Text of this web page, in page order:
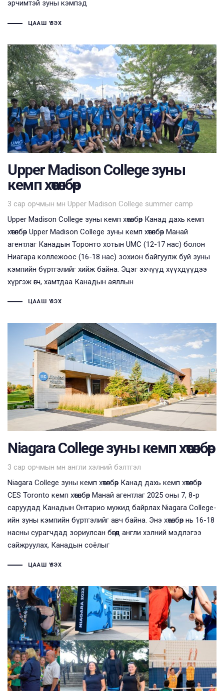
эрчимтэй зуны кэмпэд
ЦААШ ҮЗЭХ
Upper Madison College зуны
кемп хөтөлбөр
3 сар орчмын өмнө
Tags
Upper Madison College summer camp
Upper Madison College зуны кемп хөтөлбөр Канад дахь кемп
хөтөлбөр Upper Madison College зуны кемп хөтөлбөр Манай
агентлаг Канадын Торонто хотын UMC (12-17 нас) болон
Ниагара коллежоос (16-18 нас) зохион байгуулж буй зуны
кэмпийн бүртгэлийг хийж байна. Эцэг эхчүүд хүүхдүүдээ
хүргэж өгч, хамтдаа Канадын аяллын
ЦААШ ҮЗЭХ
Niagara College зуны кемп хөтөлбөр
3 сар орчмын өмнө
Tags
англи хэлний бэлтгэл
Niagara College зуны кемп хөтөлбөр Канад дахь кемп хөтөлбөр
CES Toronto кемп хөтөлбөр Манай агентлаг 2025 оны 7, 8-р
саруудад Канадын Онтарио мужид байрлах Niagara College-
ийн зуны кэмпийн бүртгэлийг авч байна. Энэ хөтөлбөр нь 16-18
насны сурагчдад зориулсан бөгөөд англи хэлний мэдлэгээ
сайжруулах, Канадын соёлыг
ЦААШ ҮЗЭХ